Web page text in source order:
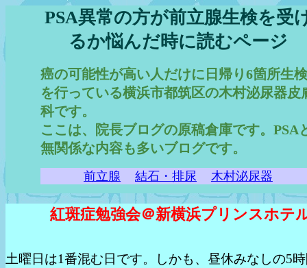
PSA異常の方が前立腺生検を受
るか悩んだ時に読むページ
癌の可能性が高い人だけに日帰り6箇所生
を行っている横浜市都筑区の木村泌尿器皮
科です。
ここは、院長ブログの原稿倉庫です。PSA
無関係な内容も多いブログです。
前立腺 結石・排尿 木村泌尿器
紅斑症勉強会＠新横浜プリンスホテ
土曜日は1番混む日です。しかも、昼休みなしの5